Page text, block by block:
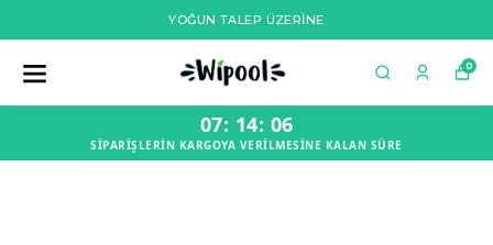
YOĞUN TALEP ÜZERİNE
0
07: 14: 06
SİPARİŞLERİN KARGOYA VERİLMESİNE KALAN SÜRE